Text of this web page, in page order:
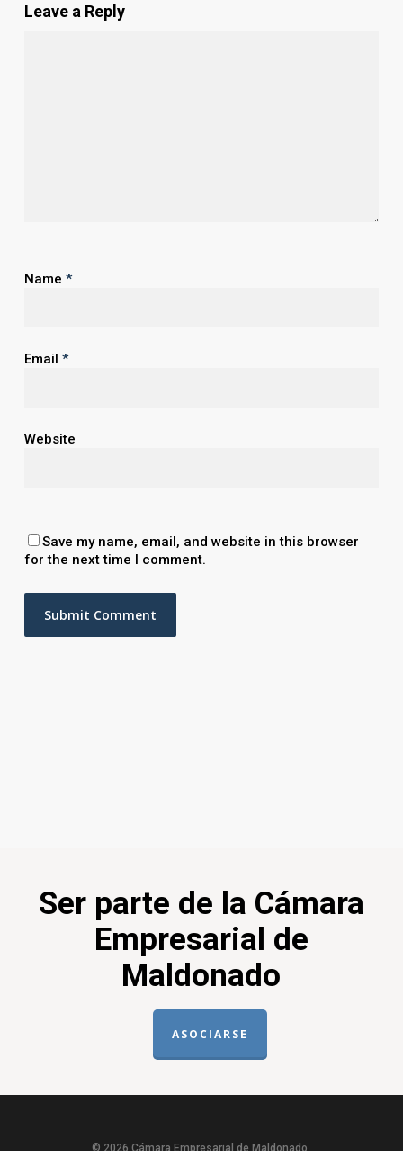
Leave a Reply
Name *
Email *
Website
Save my name, email, and website in this browser
for the next time I comment.
Ser parte de la Cámara
Empresarial de
Maldonado
ASOCIARSE
© 2026 Cámara Empresarial de Maldonado.